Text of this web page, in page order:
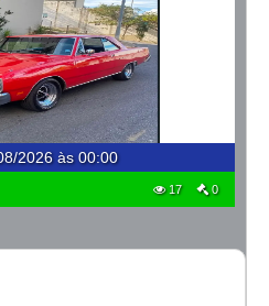
2026 às 00:00
17 0